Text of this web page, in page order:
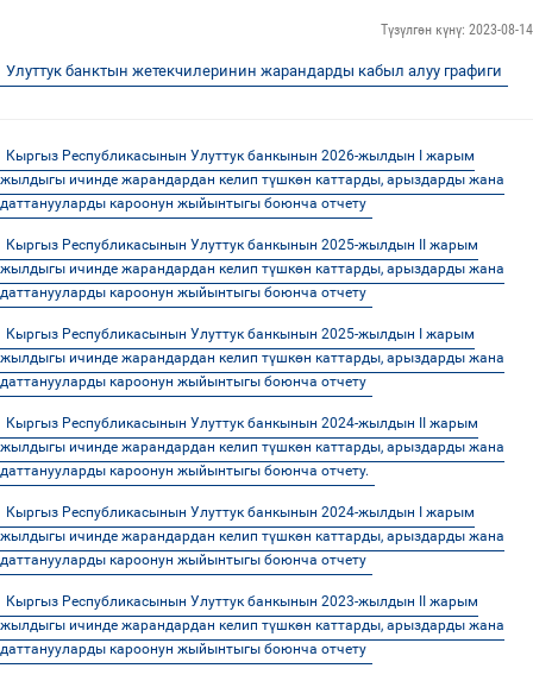
Түзүлгөн күнү: 2023-08-14
Улуттук банктын жетекчилеринин жарандарды кабыл алуу графиги
Кыргыз Республикасынын Улуттук банкынын 2026-жылдын I жарым
жылдыгы ичинде жарандардан келип түшкөн каттарды, арыздарды жана
даттанууларды кароонун жыйынтыгы боюнча отчету
Кыргыз Республикасынын Улуттук банкынын 2025-жылдын II жарым
жылдыгы ичинде жарандардан келип түшкөн каттарды, арыздарды жана
даттанууларды кароонун жыйынтыгы боюнча отчету
Кыргыз Республикасынын Улуттук банкынын 2025-жылдын I жарым
жылдыгы ичинде жарандардан келип түшкөн каттарды, арыздарды жана
даттанууларды кароонун жыйынтыгы боюнча отчету
Кыргыз Республикасынын Улуттук банкынын 2024-жылдын II жарым
жылдыгы ичинде жарандардан келип түшкөн каттарды, арыздарды жана
даттанууларды кароонун жыйынтыгы боюнча отчету.
Кыргыз Республикасынын Улуттук банкынын 2024-жылдын I жарым
жылдыгы ичинде жарандардан келип түшкөн каттарды, арыздарды жана
даттанууларды кароонун жыйынтыгы боюнча отчету
Кыргыз Республикасынын Улуттук банкынын 2023-жылдын II жарым
жылдыгы ичинде жарандардан келип түшкөн каттарды, арыздарды жана
даттанууларды кароонун жыйынтыгы боюнча отчету